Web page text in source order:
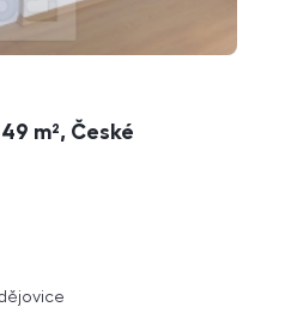
m², České